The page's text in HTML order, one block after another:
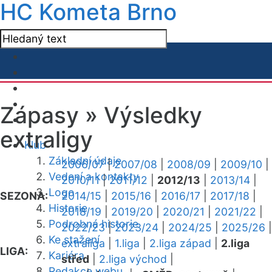
HC Kometa Brno
Klub
Základní údaje
Vedení a kontakty
Logo
Historie
Podrobná historie
Ke stažení
Kariéra
Zápasy » Výsledky
extraligy
SEZONA:
2006/07|2007/08 2008/09 2009/10
2010/11|2011/12 2012/13 2013/14
2014/15
2015/16 2016/17 2017/18
2018/19
2019/20 2020/21 2021/22
2022/23|2023/24 2024/25 2025/26
LIGA:
extraliga 1.liga 2.liga západ
2.liga
střed
2.liga východ